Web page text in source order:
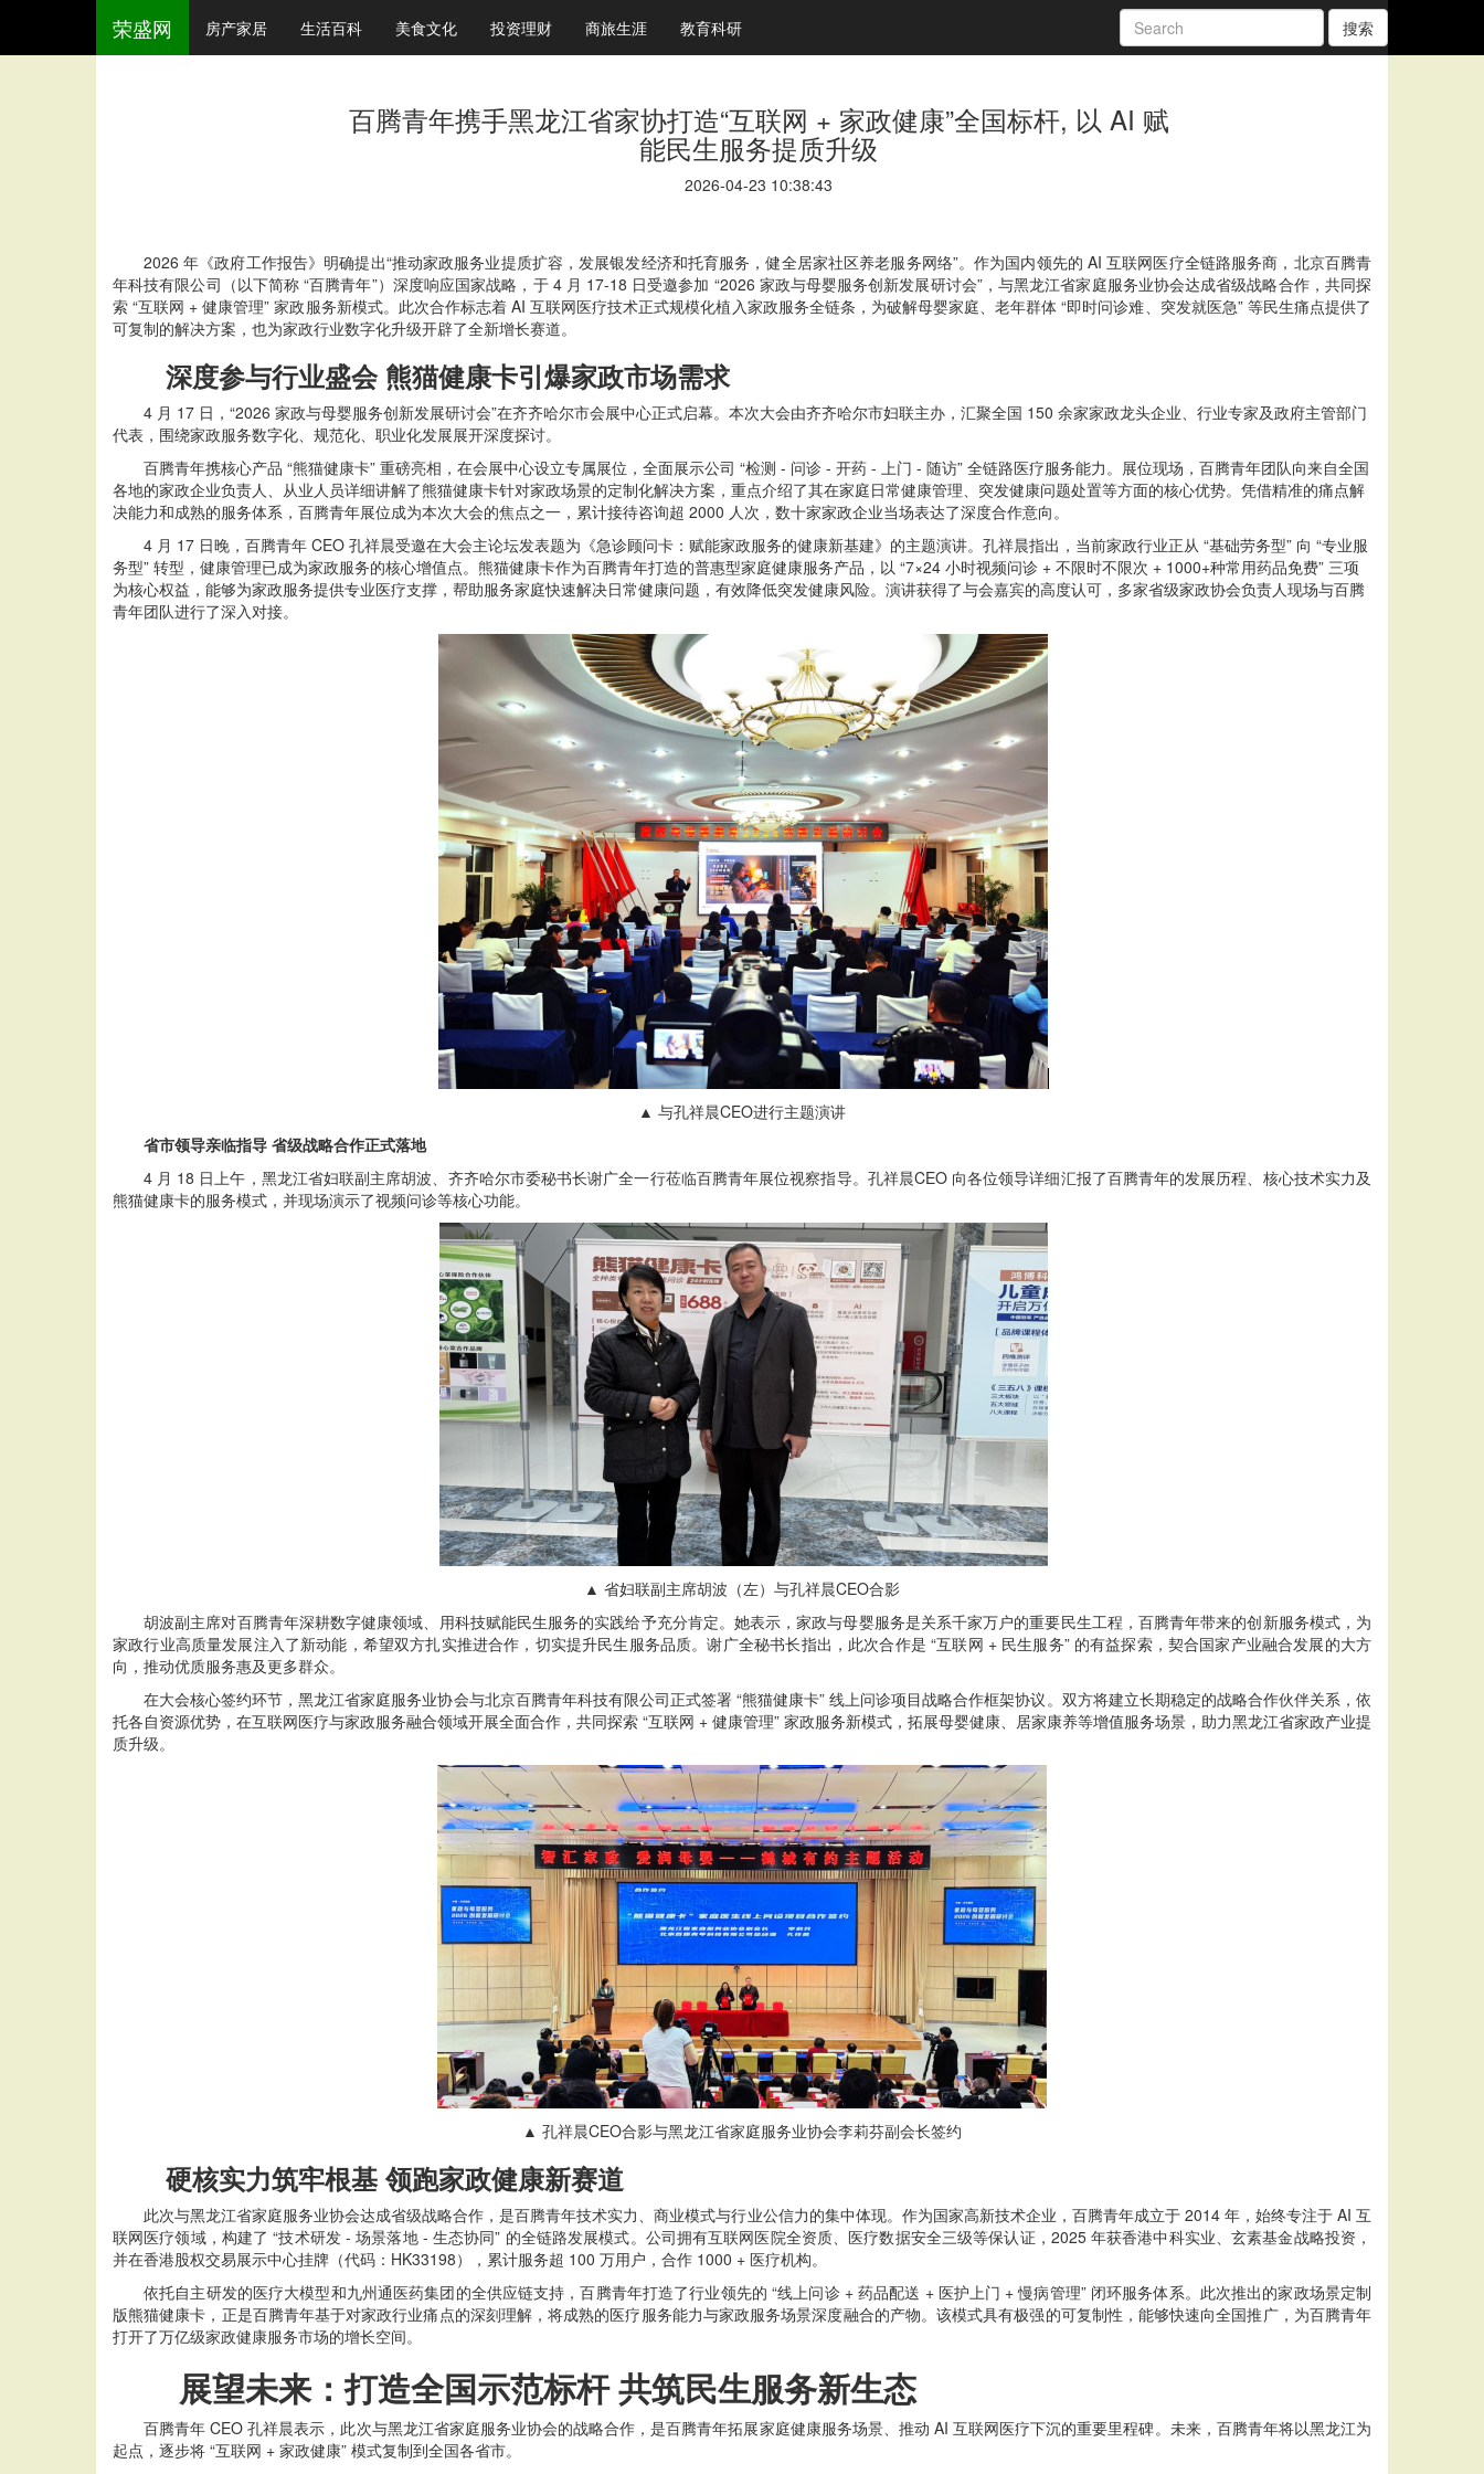
荣盛网 房产家居 生活百科 美食文化 投资理财 商旅生涯 教育科研 搜索
百腾青年携手黑龙江省家协打造“互联网 + 家政健康”全国标杆, 以 AI 赋
能民生服务提质升级
2026-04-23 10:38:43
2026 年《政府工作报告》明确提出“推动家政服务业提质扩容，发展银发经济和托育服务，健全居家社区养老服务网络”。作为国内领先的 AI 互联网医疗全链路服务商，北京百腾青
年科技有限公司（以下简称 “百腾青年”）深度响应国家战略，于 4 月 17-18 日受邀参加 “2026 家政与母婴服务创新发展研讨会”，与黑龙江省家庭服务业协会达成省级战略合作，共同探
索 “互联网 + 健康管理” 家政服务新模式。此次合作标志着 AI 互联网医疗技术正式规模化植入家政服务全链条，为破解母婴家庭、老年群体 “即时问诊难、突发就医急” 等民生痛点提供了
可复制的解决方案，也为家政行业数字化升级开辟了全新增长赛道。
深度参与行业盛会 熊猫健康卡引爆家政市场需求
4 月 17 日，“2026 家政与母婴服务创新发展研讨会”在齐齐哈尔市会展中心正式启幕。本次大会由齐齐哈尔市妇联主办，汇聚全国 150 余家家政龙头企业、行业专家及政府主管部门
代表，围绕家政服务数字化、规范化、职业化发展展开深度探讨。
百腾青年携核心产品 “熊猫健康卡” 重磅亮相，在会展中心设立专属展位，全面展示公司 “检测 - 问诊 - 开药 - 上门 - 随访” 全链路医疗服务能力。展位现场，百腾青年团队向来自全国
各地的家政企业负责人、从业人员详细讲解了熊猫健康卡针对家政场景的定制化解决方案，重点介绍了其在家庭日常健康管理、突发健康问题处置等方面的核心优势。凭借精准的痛点解
决能力和成熟的服务体系，百腾青年展位成为本次大会的焦点之一，累计接待咨询超 2000 人次，数十家家政企业当场表达了深度合作意向。
4 月 17 日晚，百腾青年 CEO 孔祥晨受邀在大会主论坛发表题为《急诊顾问卡：赋能家政服务的健康新基建》的主题演讲。孔祥晨指出，当前家政行业正从 “基础劳务型” 向 “专业服
务型” 转型，健康管理已成为家政服务的核心增值点。熊猫健康卡作为百腾青年打造的普惠型家庭健康服务产品，以 “7×24 小时视频问诊 + 不限时不限次 + 1000+种常用药品免费” 三项
为核心权益，能够为家政服务提供专业医疗支撑，帮助服务家庭快速解决日常健康问题，有效降低突发健康风险。演讲获得了与会嘉宾的高度认可，多家省级家政协会负责人现场与百腾
青年团队进行了深入对接。
▲ 与孔祥晨CEO进行主题演讲
省市领导亲临指导 省级战略合作正式落地
4 月 18 日上午，黑龙江省妇联副主席胡波、齐齐哈尔市委秘书长谢广全一行莅临百腾青年展位视察指导。孔祥晨CEO 向各位领导详细汇报了百腾青年的发展历程、核心技术实力及
熊猫健康卡的服务模式，并现场演示了视频问诊等核心功能。
▲ 省妇联副主席胡波（左）与孔祥晨CEO合影
胡波副主席对百腾青年深耕数字健康领域、用科技赋能民生服务的实践给予充分肯定。她表示，家政与母婴服务是关系千家万户的重要民生工程，百腾青年带来的创新服务模式，为
家政行业高质量发展注入了新动能，希望双方扎实推进合作，切实提升民生服务品质。谢广全秘书长指出，此次合作是 “互联网 + 民生服务” 的有益探索，契合国家产业融合发展的大方
向，推动优质服务惠及更多群众。
在大会核心签约环节，黑龙江省家庭服务业协会与北京百腾青年科技有限公司正式签署 “熊猫健康卡” 线上问诊项目战略合作框架协议。双方将建立长期稳定的战略合作伙伴关系，依
托各自资源优势，在互联网医疗与家政服务融合领域开展全面合作，共同探索 “互联网 + 健康管理” 家政服务新模式，拓展母婴健康、居家康养等增值服务场景，助力黑龙江省家政产业提
质升级。
▲ 孔祥晨CEO合影与黑龙江省家庭服务业协会李莉芬副会长签约
硬核实力筑牢根基 领跑家政健康新赛道
此次与黑龙江省家庭服务业协会达成省级战略合作，是百腾青年技术实力、商业模式与行业公信力的集中体现。作为国家高新技术企业，百腾青年成立于 2014 年，始终专注于 AI 互
联网医疗领域，构建了 “技术研发 - 场景落地 - 生态协同” 的全链路发展模式。公司拥有互联网医院全资质、医疗数据安全三级等保认证，2025 年获香港中科实业、玄素基金战略投资，
并在香港股权交易展示中心挂牌（代码：HK33198），累计服务超 100 万用户，合作 1000 + 医疗机构。
依托自主研发的医疗大模型和九州通医药集团的全供应链支持，百腾青年打造了行业领先的 “线上问诊 + 药品配送 + 医护上门 + 慢病管理” 闭环服务体系。此次推出的家政场景定制
版熊猫健康卡，正是百腾青年基于对家政行业痛点的深刻理解，将成熟的医疗服务能力与家政服务场景深度融合的产物。该模式具有极强的可复制性，能够快速向全国推广，为百腾青年
打开了万亿级家政健康服务市场的增长空间。
展望未来：打造全国示范标杆 共筑民生服务新生态
百腾青年 CEO 孔祥晨表示，此次与黑龙江省家庭服务业协会的战略合作，是百腾青年拓展家庭健康服务场景、推动 AI 互联网医疗下沉的重要里程碑。未来，百腾青年将以黑龙江为
起点，逐步将 “互联网 + 家政健康” 模式复制到全国各省市。